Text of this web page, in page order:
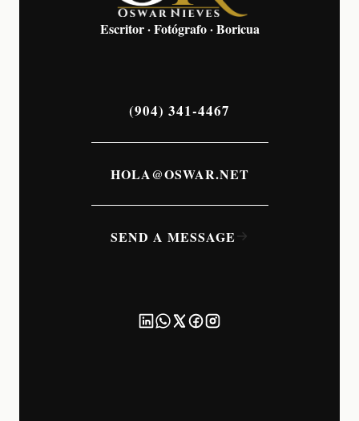
Escritor · Fotógrafo · Boricua
(904) 341-4467
HOLA@OSWAR.NET
SEND A MESSAGE